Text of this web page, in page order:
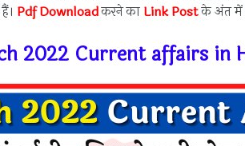
Pdf Downloadकरने का Link Postके अंत में
2022 Current affairs in